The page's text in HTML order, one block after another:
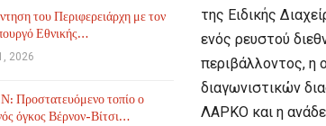
του Περιφερειάρχη με τον
Εθνικής…
2026
Προστατευόμενο τοπίο ο
όγκος Βέρνον-Βίτσι…
της Ειδικής
ενός ρευστού
περιβάλλοντος,
διαγωνιστικών
ΛΑΡΚΟ και η